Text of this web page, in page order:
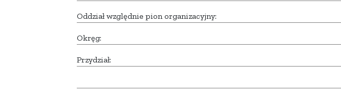
Oddział względnie pion organizacyjny:
Okręg:
Przydział: